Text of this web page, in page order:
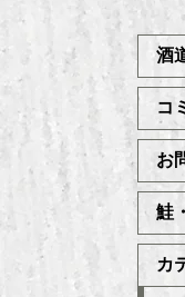
酒
コ
お
鮭
カ